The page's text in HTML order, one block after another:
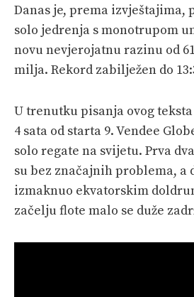
Danas je, prema izvještajima,
solo jedrenja s monotrupom
novu nevjerojatnu razinu od
milja. Rekord zabilježen do
U trenutku pisanja ovog
4 sata od starta 9. Vendee
solo regate na svijetu. Prva
su bez značajnih problema, a
izmaknuo ekvatorskim
začelju flote malo se duže